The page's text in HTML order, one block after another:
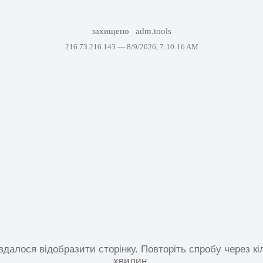
захищено adm.tools
216.73.216.143 — 8/9/2026, 7:10:16 AM
відобразити сторінку. Повторіть спробу через